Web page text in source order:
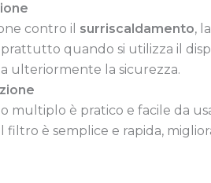
contro il surriscaldamento, la
quando si utilizza il
ulteriormente la sicurezza.
multiplo è pratico e facile da
filtro è semplice e rapida,